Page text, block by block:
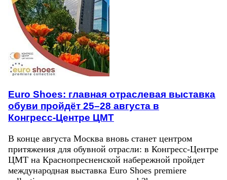
Euro Shoes: главная отраслевая выставка
обуви пройдёт 25–28 августа в
Конгресс‑Центре ЦМТ
В конце августа Москва вновь станет центром
притяжения для обувной отрасли: в Конгресс-Центре
ЦМТ на Краснопресненской набережной пройдет
международная выставка Euro Shoes premiere